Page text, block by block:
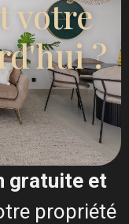
votre
?
gratuite et
propriété